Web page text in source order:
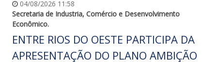
04/08/2026 11:58
Secretaria de Industria, Comércio e Desenvolvimento
Econômico.
ENTRE RIOS DO OESTE PARTICIPA DA
APRESENTAÇÃO DO PLANO AMBIÇÃO